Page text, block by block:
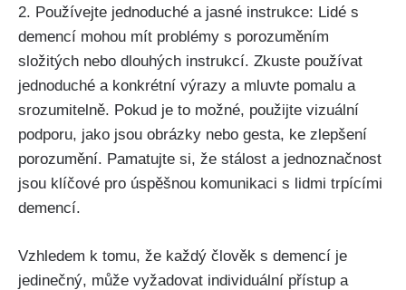
2. Používejte jednoduché a jasné instrukce: Lidé s
demencí mohou mít problémy s porozuměním
složitých nebo dlouhých instrukcí. Zkuste používat
jednoduché a konkrétní výrazy a mluvte pomalu a
srozumitelně. Pokud je to možné, použijte vizuální
podporu, jako jsou obrázky nebo gesta, ke zlepšení
porozumění. Pamatujte si, že stálost a jednoznačnost
jsou klíčové pro úspěšnou komunikaci s lidmi trpícími
demencí.
Vzhledem k tomu, že každý člověk s demencí je
jedinečný, může vyžadovat individuální přístup a